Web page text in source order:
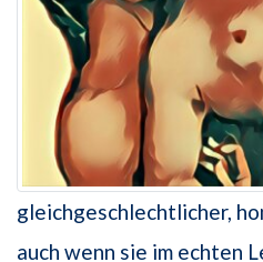
gleichgeschlechtlicher,
auch wenn sie im echten